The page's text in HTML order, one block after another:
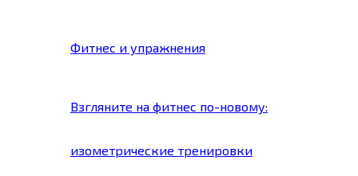
Фитнес и упражнения
Взгляните на фитнес по-новому:
изометрические тренировки